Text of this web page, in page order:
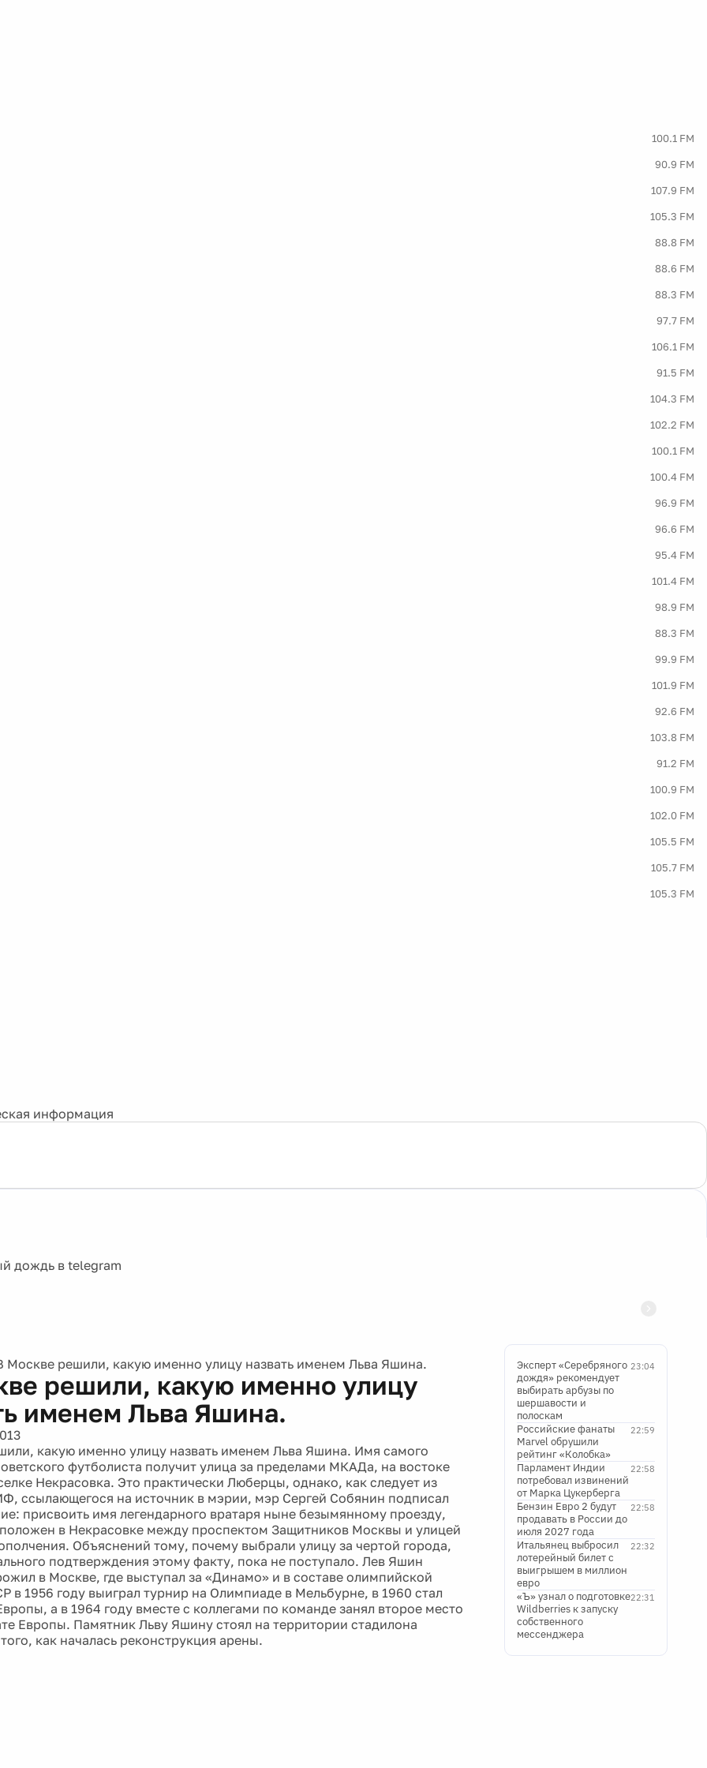
100.1 FM
90.9 FM
107.9 FM
105.3 FM
88.8 FM
88.6 FM
88.3 FM
97.7 FM
106.1 FM
91.5 FM
104.3 FM
102.2 FM
100.1 FM
100.4 FM
96.9 FM
96.6 FM
95.4 FM
101.4 FM
98.9 FM
88.3 FM
99.9 FM
101.9 FM
92.6 FM
103.8 FM
91.2 FM
100.9 FM
102.0 FM
105.5 FM
105.7 FM
105.3 FM
информация
Москве решили, какую именно улицу назвать именем Льва Яшина.
решили, какую именно улицу
именем Льва Яшина.
какую именно улицу назвать именем Льва Яшина. Имя самого
футболиста получит улица за пределами МКАДа, на востоке
Некрасовка. Это практически Люберцы, однако, как следует из
ссылающегося на источник в мэрии, мэр Сергей Собянин подписал
присвоить имя легендарного вратаря ныне безымянному проезду,
в Некрасовке между проспектом Защитников Москвы и улицей
Объяснений тому, почему выбрали улицу за чертой города,
подтверждения этому факту, пока не поступало. Лев Яшин
в Москве, где выступал за «Динамо» и в составе олимпийской
в 1956 году выиграл турнир на Олимпиаде в Мельбурне, в 1960 стал
а в 1964 году вместе с коллегами по команде занял второе место
Европы. Памятник Льву Яшину стоял на территории стадилона
как началась реконструкция арены.
23:04
Эксперт «Серебряного
дождя» рекомендует
выбирать арбузы по
шершавости и
полоскам
22:59
Российские фанаты
Marvel обрушили
рейтинг «Колобка»
22:58
Парламент Индии
потребовал извинений
от Марка Цукерберга
22:58
Бензин Евро 2 будут
продавать в России до
июля 2027 года
22:32
Итальянец выбросил
лотерейный билет с
выигрышем в миллион
евро
22:31
«Ъ» узнал о подготовке
Wildberries к запуску
собственного
мессенджера